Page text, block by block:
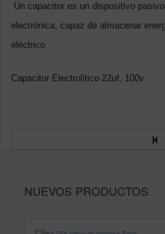
Un capacitor es un dispositivo
electrónica, capaz de almacenar
eléctrico
Capacitor Electrolitico 22uf, 100v
NUEVOS PRODUCTOS